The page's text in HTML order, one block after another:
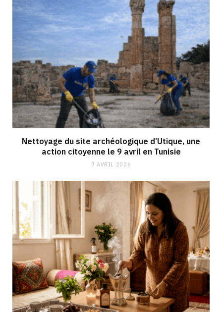
Nettoyage du site archéologique d’Utique, une
action citoyenne le 9 avril en Tunisie
7 AVRIL 2026